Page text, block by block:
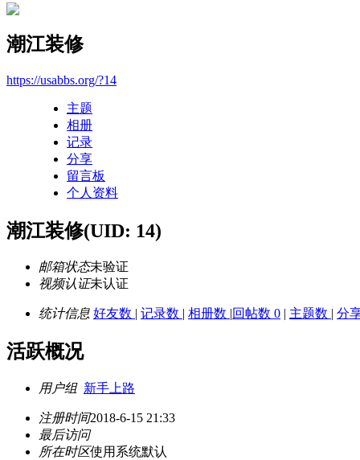
潮江装修
https://usabbs.org/?14
主题
相册
记录
分享
留言板
个人资料
潮江装修(UID: 14)
邮箱状态未验证
视频认证未认证
统计信息 好友数 | 记录数 | 相册数 |回帖数 0 | 主题数 | 分
活跃概况
用户组 新手上路
注册时间2018-6-15 21:33
最后访问
所在时区使用系统默认